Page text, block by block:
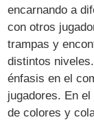
encarnando a
con otros
trampas y
distintos
énfasis en el
jugadores. En
de colores y